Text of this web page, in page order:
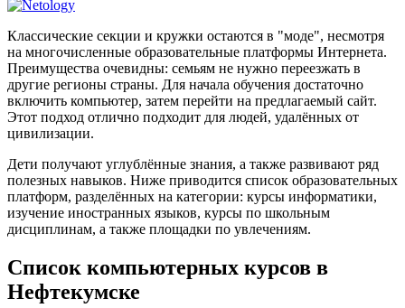
Классические секции и кружки остаются в "моде", несмотря
на многочисленные образовательные платформы Интернета.
Преимущества очевидны: семьям не нужно переезжать в
другие регионы страны. Для начала обучения достаточно
включить компьютер, затем перейти на предлагаемый сайт.
Этот подход отлично подходит для людей, удалённых от
цивилизации.
Дети получают углублённые знания, а также развивают ряд
полезных навыков. Ниже приводится список образовательных
платформ, разделённых на категории: курсы информатики,
изучение иностранных языков, курсы по школьным
дисциплинам, а также площадки по увлечениям.
Список компьютерных курсов в
Нефтекумске